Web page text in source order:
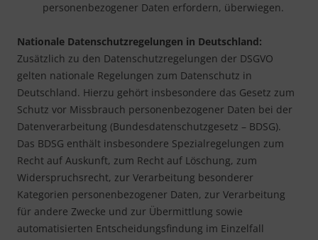
personenbezogener Daten erfordern, überwiegen.
Nationale Datenschutzregelungen in Deutschland:
Zusätzlich zu den Datenschutzregelungen der DSGVO
gelten nationale Regelungen zum Datenschutz in
Deutschland. Hierzu gehört insbesondere das Gesetz zum
Schutz vor Missbrauch personenbezogener Daten bei der
Datenverarbeitung (Bundesdatenschutzgesetz – BDSG).
Das BDSG enthält insbesondere Spezialregelungen zum
Recht auf Auskunft, zum Recht auf Löschung, zum
Widerspruchsrecht, zur Verarbeitung besonderer
Kategorien personenbezogener Daten, zur Verarbeitung
für andere Zwecke und zur Übermittlung sowie
automatisierten Entscheidungsfindung im Einzelfall